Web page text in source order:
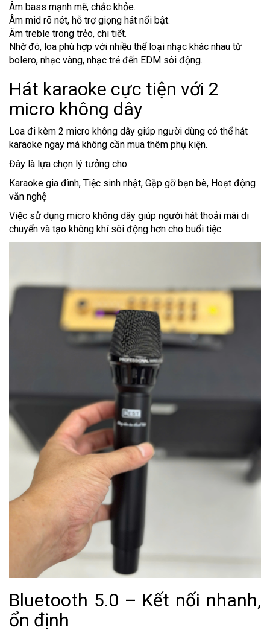
Âm bass mạnh mẽ, chắc khỏe.
Âm mid rõ nét, hỗ trợ giọng hát nổi bật.
Âm treble trong trẻo, chi tiết.
Nhờ đó, loa phù hợp với nhiều thể loại nhạc khác nhau từ
bolero, nhạc vàng, nhạc trẻ đến EDM sôi động.
Hát karaoke cực tiện với 2
micro không dây
Loa đi kèm 2 micro không dây giúp người dùng có thể hát
karaoke ngay mà không cần mua thêm phụ kiện.
Đây là lựa chọn lý tưởng cho:
Karaoke gia đình, Tiệc sinh nhật, Gặp gỡ bạn bè, Hoạt động
văn nghệ
Việc sử dụng micro không dây giúp người hát thoải mái di
chuyển và tạo không khí sôi động hơn cho buổi tiệc.
Bluetooth 5.0 – Kết nối nhanh,
ổn định